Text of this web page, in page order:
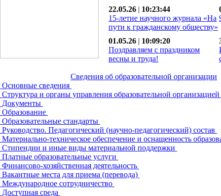
22.05.26 | 10:23:44
15-летие научного журнала «На
пути к гражданскому обществу»
01.05.26 | 10:09:20
Поздравляем с праздником
весны и труда!
Сведения об образовательной организации
Основные сведения
Структура и органы управления образовательной организацией
Документы
Образование
Образовательные стандарты
Руководство. Педагогический (научно-педагогический) состав
Материально-техническое обеспечение и оснащенность
Стипендии и иные виды материальной поддержки
Платные образовательные услуги
Финансово-хозяйственная деятельность
Вакантные места для приема (перевода)
Международное сотрудничество
Доступная среда